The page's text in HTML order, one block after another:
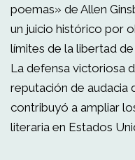
poemas» de Allen
un juicio histórico por
límites de la libertad
La defensa victoriosa
reputación de audacia
contribuyó a ampliar
literaria en Estados